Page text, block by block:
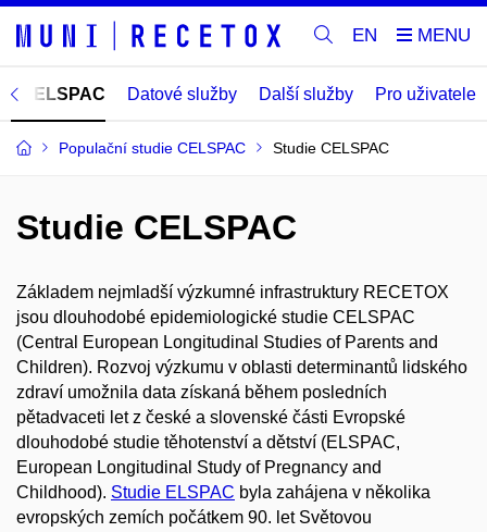
EN
CELSPAC Datové služby Další služby Pro uživatele
Populační studie CELSPAC Studie CELSPAC
Studie CELSPAC
Základem nejmladší výzkumné infrastruktury RECETOX
jsou dlouhodobé epidemiologické studie CELSPAC
(Central European Longitudinal Studies of Parents and
Children). Rozvoj výzkumu v oblasti determinantů lidského
zdraví umožnila data získaná během posledních
pětadvaceti let z české a slovenské části Evropské
dlouhodobé studie těhotenství a dětství (ELSPAC,
European Longitudinal Study of Pregnancy and
Childhood). Studie ELSPAC byla zahájena v několika
evropských zemích počátkem 90. let Světovou